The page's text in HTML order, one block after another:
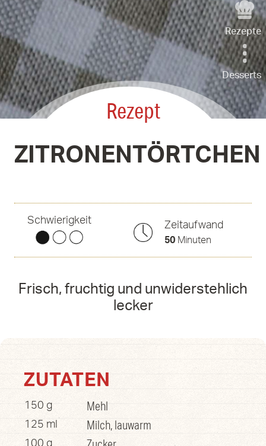
Rezepte
Desserts
Rezept
ZITRONENTÖRTCHEN
Schwierigkeit Zeitaufwand
50Minuten
Frisch, fruchtig und unwiderstehlich
lecker
ZUTATEN
150 g Mehl
125 ml Milch, lauwarm
100 g